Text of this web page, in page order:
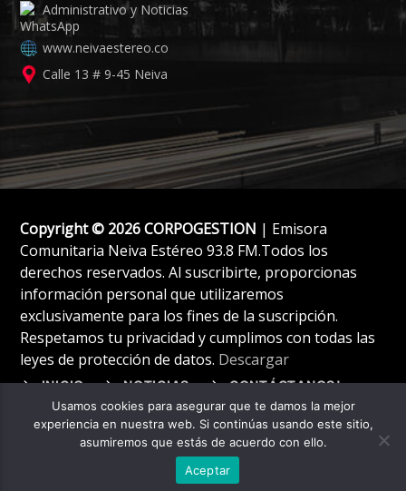
Administrativo y Noticias
www.neivaestereo.co
Calle 13 # 9-45 Neiva
Copyright © 2026 CORPOGESTION | Emisora
Comunitaria Neiva Estéreo 93.8 FM.Todos los
derechos reservados. Al suscribirte, proporcionas
información personal que utilizaremos
exclusivamente para los fines de la suscripción.
Respetamos tu privacidad y cumplimos con todas las
leyes de protección de datos. Descargar
INICIO NOTICIAS CONTÁCTANOS!
Usamos cookies para asegurar que te damos la mejor
experiencia en nuestra web. Si continúas usando este sitio,
asumiremos que estás de acuerdo con ello.
Aceptar